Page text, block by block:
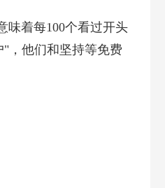
味着每100个看过开头
，他们和坚持等免费